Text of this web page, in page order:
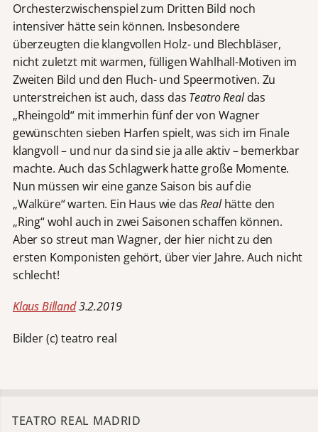
Orchesterzwischenspiel zum Dritten Bild noch
intensiver hätte sein können. Insbesondere
überzeugten die klangvollen Holz- und Blechbläser,
nicht zuletzt mit warmen, fülligen Wahlhall-Motiven im
Zweiten Bild und den Fluch- und Speermotiven. Zu
unterstreichen ist auch, dass das Teatro Realdas
„Rheingold“ mit immerhin fünf der von Wagner
gewünschten sieben Harfen spielt, was sich im Finale
klangvoll – und nur da sind sie ja alle aktiv – bemerkbar
machte. Auch das Schlagwerk hatte große Momente.
Nun müssen wir eine ganze Saison bis auf die
„Walküre“ warten. Ein Haus wie dasRealhätte den
„Ring“ wohl auch in zwei Saisonen schaffen können.
Aber so streut man Wagner, der hier nicht zu den
ersten Komponisten gehört, über vier Jahre. Auch nicht
schlecht!
Klaus Billand3.2.2019
Bilder (c) teatro real
TEATRO REAL MADRID